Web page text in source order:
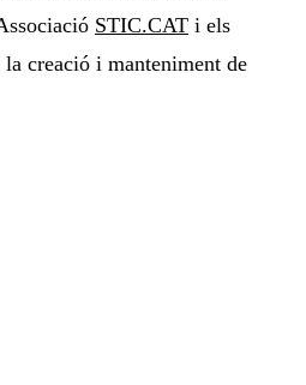
STIC.CAT i els
creació i manteniment de